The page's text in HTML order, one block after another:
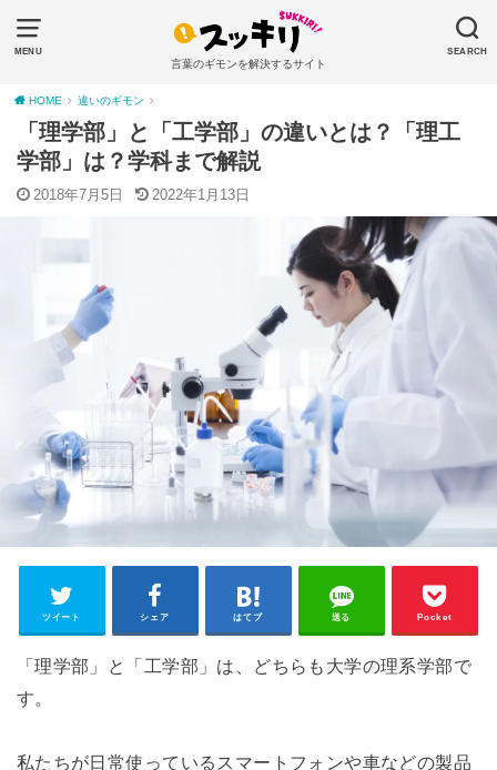
MENU SEARCH
言葉のギモンを解決するサイト
HOME 違いのギモン
「理学部」と「工学部」の違いとは？「理工
学部」は？学科まで解説
2018年7月5日 2022年1月13日
ツイート シェア はてブ 送る Pocket
「理学部」と「工学部」は、どちらも大学の理系学部で
す。
私たちが日常使っているスマートフォンや車などの製品